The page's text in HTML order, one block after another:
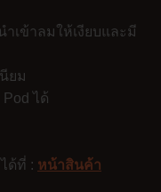
ำเข้าลมให้เงียบและมี
ยม
ได้
ได้ที่ : หน้าสินค้า